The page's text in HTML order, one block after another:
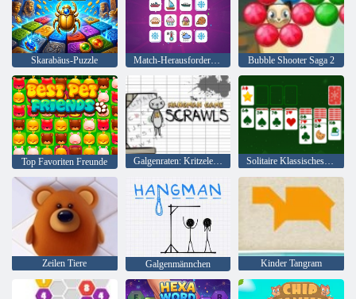
Skarabäus-Puzzle Match-Herausforderung Bubble Shooter Saga 2
Top Favoriten Freunde Galgenraten: Kritzeleien Solitaire Klassisches Weihnachten
Zeilen Tiere Galgenmännchen Kinder Tangram